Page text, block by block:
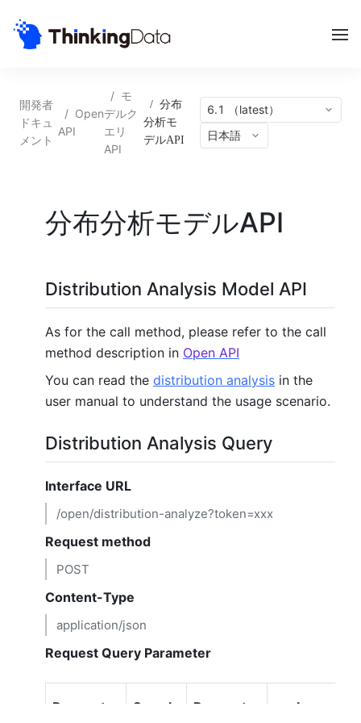
開発者
ドキュ
メント
/ Open
API
/ モ
デルク
エリ
API
/ 分布
分析モ
デルAPI
6.1 （latest）
日本語
分布分析モデルAPI
Distribution Analysis Model API
As for the call method, please refer to the call
method description in Open API
You can read the distribution analysis in the
user manual to understand the usage scenario.
Distribution Analysis Query
Interface URL
/open/distribution-analyze?token=xxx
Request method
POST
Content-Type
application/json
Request Query Parameter
Parameter
Sample
Parameter
Is